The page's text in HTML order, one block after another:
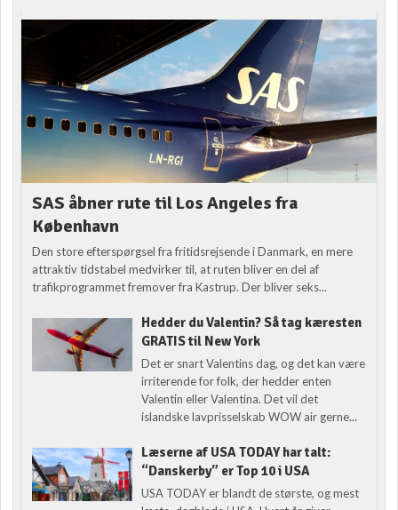
SAS åbner rute til Los Angeles fra
København
Den store efterspørgsel fra fritidsrejsende i Danmark, en mere
attraktiv tidstabel medvirker til, at ruten bliver en del af
trafikprogrammet fremover fra Kastrup. Der bliver seks...
Hedder du Valentin? Så tag kæresten
GRATIS til New York
Det er snart Valentins dag, og det kan være
irriterende for folk, der hedder enten
Valentin eller Valentina. Det vil det
islandske lavprisselskab WOW air gerne...
Læserne af USA TODAY har talt:
“Danskerby” er Top 10 i USA
USA TODAY er blandt de største, og mest